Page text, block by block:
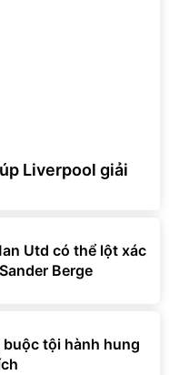
Liverpool giải
Utd có thể lột xác
Berge
buộc tội hành hung